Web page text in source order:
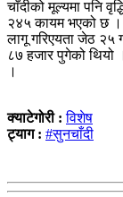
चाँदीको मूल्यमा पनि
२४५ कायम भएको छ ।
लागू गरिएयता जेठ
८७ हजार पुगेको थियो
।
क्याटेगोरी :विशेष
ट्याग : #सुनचाँदी